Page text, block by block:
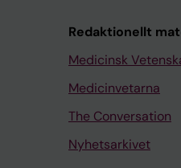
Redaktionellt
Medicinsk
Medicinvetarna
The Conversation
Nyhetsarkivet